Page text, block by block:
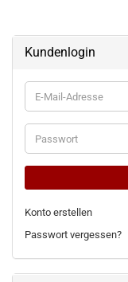
Kundenlogin
E-
Mail-
Adresse
Passwort
Konto erstellen
Passwort vergessen?